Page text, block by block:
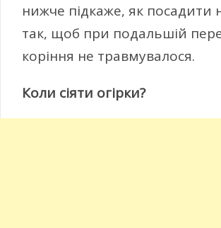
нижче підкаже, як посадити
так, щоб при подальшій
коріння не травмувалося.
Коли сіяти огірки?